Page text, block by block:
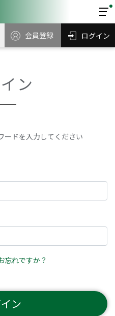
会員登録 ログイン
ン
ードを入力してください
忘れですか？
ン